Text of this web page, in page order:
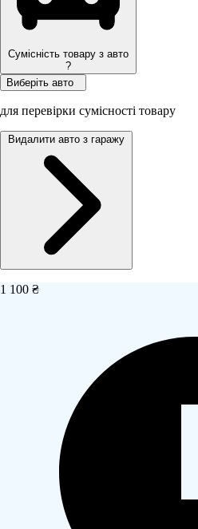
Сумісність товару з авто
?
Виберіть авто
для перевірки сумісності товару
Видалити авто з гаражу
1 100 ₴